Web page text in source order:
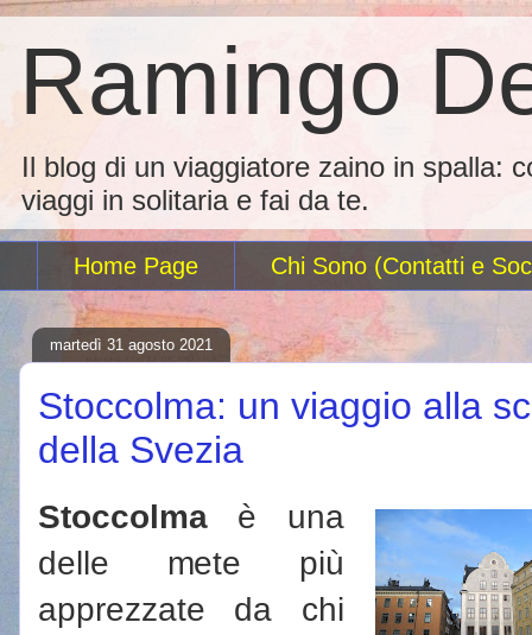
Ramingo
Il blog di un viaggiatore zaino in spalla:
viaggi in solitaria e fai da te.
Home Page Chi Sono (Contatti e
martedì 31 agosto 2021
Stoccolma: un viaggio alla
della Svezia
Stoccolma è una
delle mete più
apprezzate da chi